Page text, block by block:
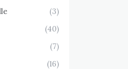
(3)
(40)
(7)
(16)